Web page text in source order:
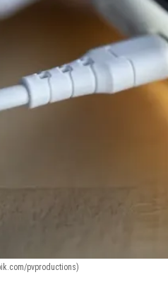
pvproductions)